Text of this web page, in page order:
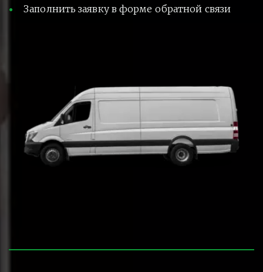
Заполнить заявку в форме обратной связи